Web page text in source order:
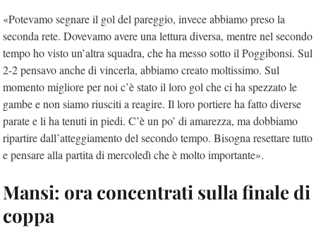
«Potevamo segnare il gol del pareggio, invece abbiamo preso la
seconda rete. Dovevamo avere una lettura diversa, mentre nel secondo
tempo ho visto un’altra squadra, che ha messo sotto il Poggibonsi. Sul
2-2 pensavo anche di vincerla, abbiamo creato moltissimo. Sul
momento migliore per noi c’è stato il loro gol che ci ha spezzato le
gambe e non siamo riusciti a reagire. Il loro portiere ha fatto diverse
parate e li ha tenuti in piedi. C’è un po’ di amarezza, ma dobbiamo
ripartire dall’atteggiamento del secondo tempo. Bisogna resettare tutto
e pensare alla partita di mercoledì che è molto importante».
Mansi: ora concentrati sulla finale di
coppa